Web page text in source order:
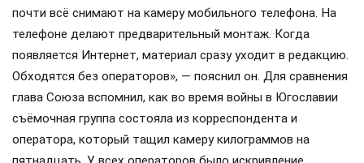
почти всё снимают на камеру мобильного телефона. На
телефоне делают предварительный монтаж. Когда
появляется Интернет, материал сразу уходит в редакцию.
Обходятся без операторов», — пояснил он. Для сравнения
глава Союза вспомнил, как во время войны в Югославии
съёмочная группа состояла из корреспондента и
оператора, который тащил камеру килограммов на